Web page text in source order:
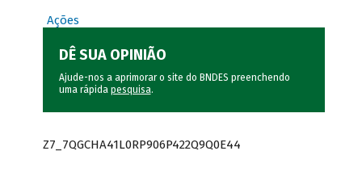
Ações
DÊ SUA OPINIÃO
Ajude-nos a aprimorar o site do BNDES preenchendo
uma rápida pesquisa.
Z7_7QGCHA41L0RP906P422Q9Q0E44